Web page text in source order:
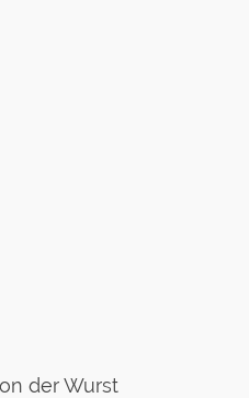
der Wurst